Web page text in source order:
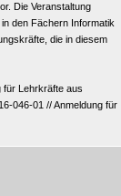
Die Veranstaltung
den Fächern Informatik
die in diesem
für Lehrkräfte aus
046-01 // Anmeldung für